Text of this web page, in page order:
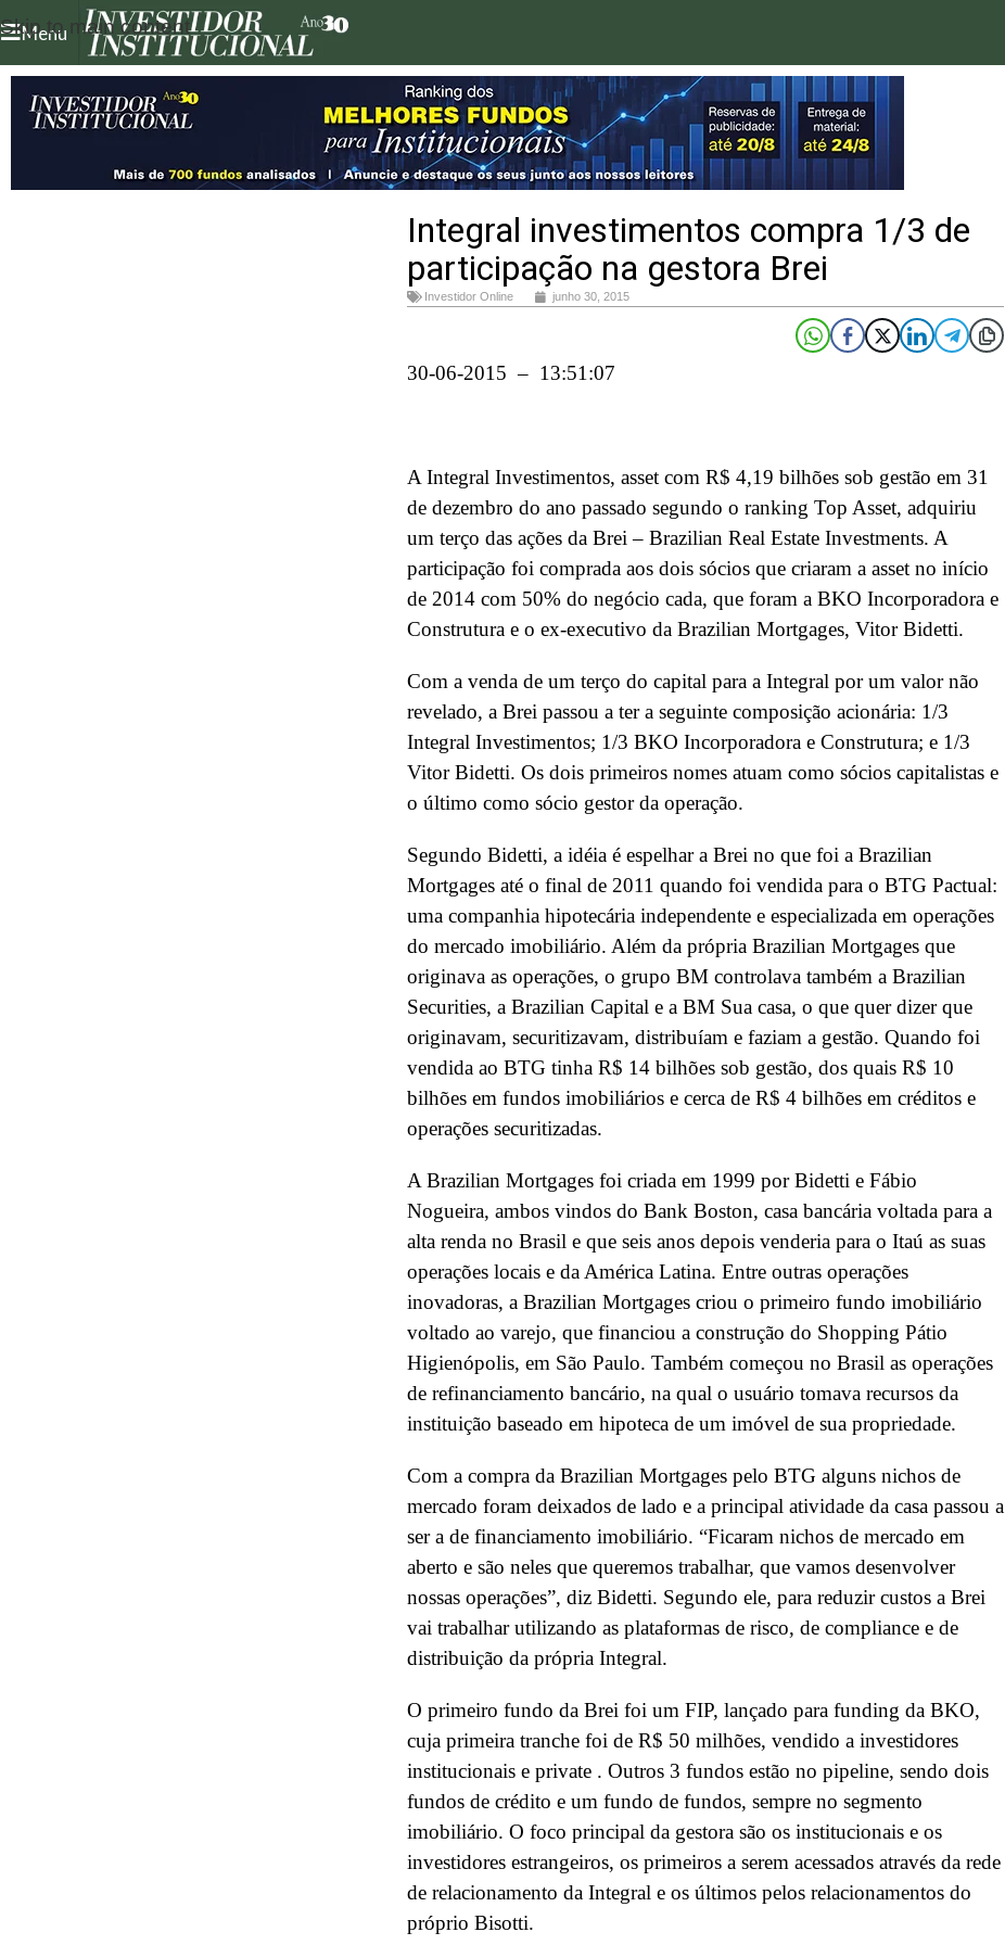
Skip to main content
Menu
Integral investimentos compra 1/3 de
participação na gestora Brei
Investidor Online junho 30, 2015
30-06-2015 – 13:51:07
A Integral Investimentos, asset com R$ 4,19 bilhões sob gestão em 31
de dezembro do ano passado segundo o ranking Top Asset, adquiriu
um terço das ações da Brei – Brazilian Real Estate Investments. A
participação foi comprada aos dois sócios que criaram a asset no início
de 2014 com 50% do negócio cada, que foram a BKO Incorporadora e
Construtura e o ex-executivo da Brazilian Mortgages, Vitor Bidetti.
Com a venda de um terço do capital para a Integral por um valor não
revelado, a Brei passou a ter a seguinte composição acionária: 1/3
Integral Investimentos; 1/3 BKO Incorporadora e Construtura; e 1/3
Vitor Bidetti. Os dois primeiros nomes atuam como sócios capitalistas e
o último como sócio gestor da operação.
Segundo Bidetti, a idéia é espelhar a Brei no que foi a Brazilian
Mortgages até o final de 2011 quando foi vendida para o BTG Pactual:
uma companhia hipotecária independente e especializada em operações
do mercado imobiliário. Além da própria Brazilian Mortgages que
originava as operações, o grupo BM controlava também a Brazilian
Securities, a Brazilian Capital e a BM Sua casa, o que quer dizer que
originavam, securitizavam, distribuíam e faziam a gestão. Quando foi
vendida ao BTG tinha R$ 14 bilhões sob gestão, dos quais R$ 10
bilhões em fundos imobiliários e cerca de R$ 4 bilhões em créditos e
operações securitizadas.
A Brazilian Mortgages foi criada em 1999 por Bidetti e Fábio
Nogueira, ambos vindos do Bank Boston, casa bancária voltada para a
alta renda no Brasil e que seis anos depois venderia para o Itaú as suas
operações locais e da América Latina. Entre outras operações
inovadoras, a Brazilian Mortgages criou o primeiro fundo imobiliário
voltado ao varejo, que financiou a construção do Shopping Pátio
Higienópolis, em São Paulo. Também começou no Brasil as operações
de refinanciamento bancário, na qual o usuário tomava recursos da
instituição baseado em hipoteca de um imóvel de sua propriedade.
Com a compra da Brazilian Mortgages pelo BTG alguns nichos de
mercado foram deixados de lado e a principal atividade da casa passou a
ser a de financiamento imobiliário. “Ficaram nichos de mercado em
aberto e são neles que queremos trabalhar, que vamos desenvolver
nossas operações”, diz Bidetti. Segundo ele, para reduzir custos a Brei
vai trabalhar utilizando as plataformas de risco, de compliance e de
distribuição da própria Integral.
O primeiro fundo da Brei foi um FIP, lançado para funding da BKO,
cuja primeira tranche foi de R$ 50 milhões, vendido a investidores
institucionais e private . Outros 3 fundos estão no pipeline, sendo dois
fundos de crédito e um fundo de fundos, sempre no segmento
imobiliário. O foco principal da gestora são os institucionais e os
investidores estrangeiros, os primeiros a serem acessados através da rede
de relacionamento da Integral e os últimos pelos relacionamentos do
próprio Bisotti.